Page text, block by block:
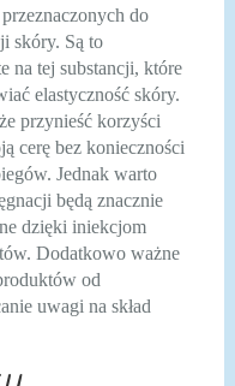
do
skóry. Są to
na tej substancji, które
elastyczność skóry.
przynieść korzyści
cerę bez konieczności
Jednak warto
będą znacznie
dzięki iniekcjom
Dodatkowo ważne
od
uwagi na skład